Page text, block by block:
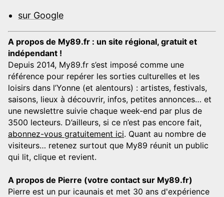
sur Google
A propos de My89.fr : un site régional, gratuit et
indépendant !
Depuis 2014, My89.fr s’est imposé comme une
référence pour repérer les sorties culturelles et les
loisirs dans l’Yonne (et alentours) : artistes, festivals,
saisons, lieux à découvrir, infos, petites annonces… et
une newslettre suivie chaque week-end par plus de
3500 lecteurs. D’ailleurs, si ce n’est pas encore fait,
abonnez-vous gratuitement ici. Quant au nombre de
visiteurs… retenez surtout que My89 réunit un public
qui lit, clique et revient.
A propos de Pierre (votre contact sur My89.fr)
Pierre est un pur icaunais et met 30 ans d'expérience